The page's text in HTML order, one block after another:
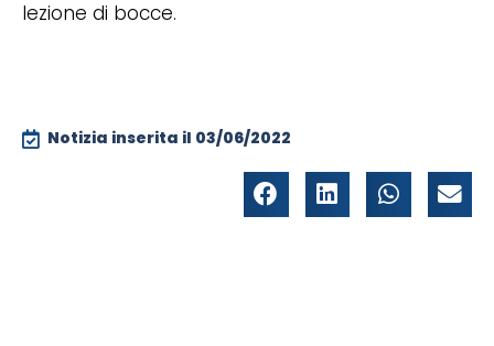
lezione di bocce.
Notizia inserita il 03/06/2022